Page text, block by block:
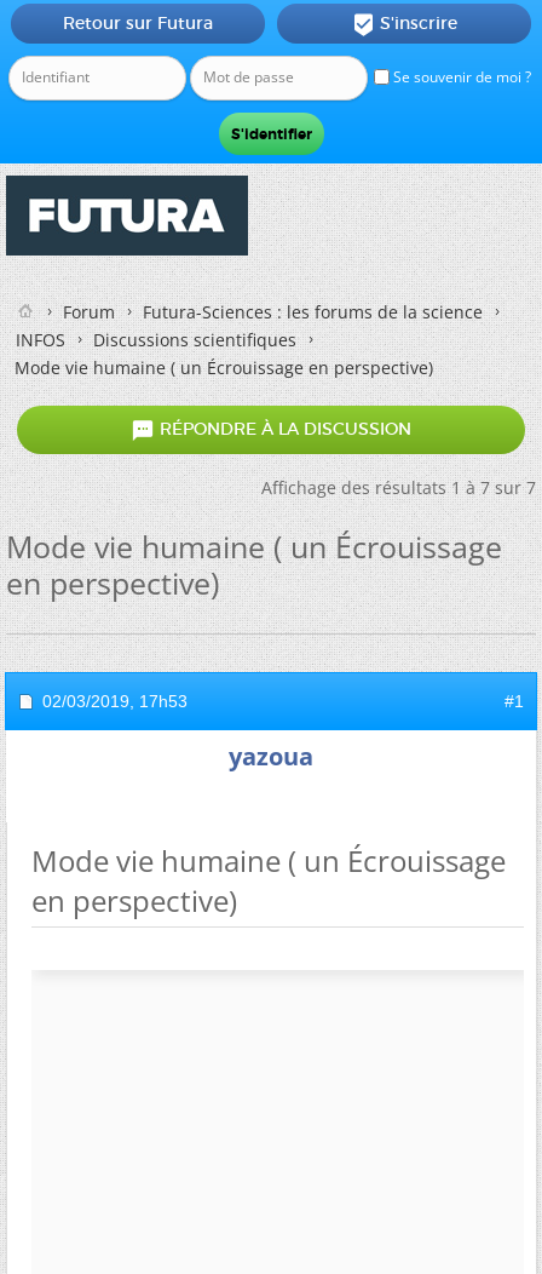
Se souvenir de moi ?
Retour sur Futura  S'inscrire
Forum
Futura-Sciences : les forums de la science
INFOS
Discussions scientifiques
Mode vie humaine ( un Écrouissage en perspective)
 RÉPONDRE À LA DISCUSSION
Affichage des résultats 1 à 7 sur 7
Mode vie humaine ( un Écrouissage
en perspective)
02/03/2019, 17h53 #1
yazoua
Mode vie humaine ( un Écrouissage
en perspective)